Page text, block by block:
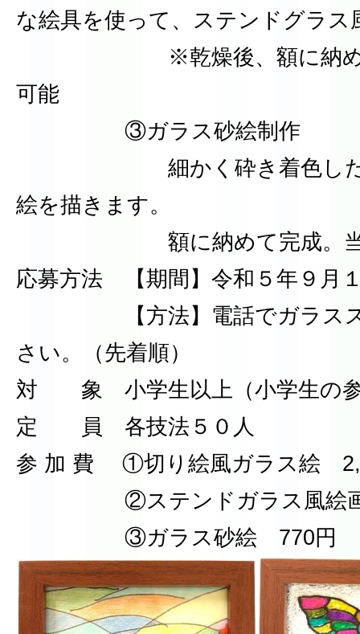
な絵具を使って、ステンドグラス
※乾燥後、額に納めて完
可能
③ガラス砂絵制作
細かく砕き着色したガ
絵を描きます。
額に納めて完成。当日
応募方法 【期間】令和５年９月
【方法】電話でガラススタ
さい。（先着順）
対 象 小学生以上（小学生の参
定 員 各技法５０人
参 加 費 ①切り絵風ガラス絵
②ステンドガラス風絵画
③ガラス砂絵 770円